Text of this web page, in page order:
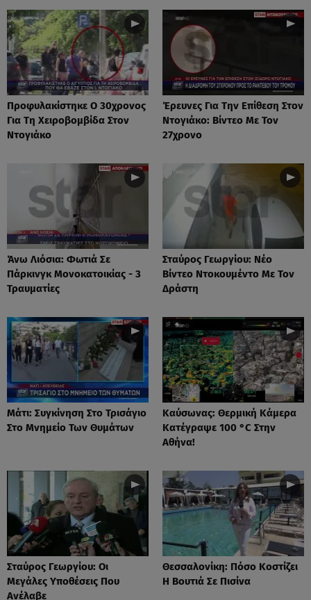
Προφυλακίστηκε Ο 30χρονος
Για Τη Χειροβομβίδα Στον
Ντογιάκο
Έρευνες Για Την Επίθεση Στον
Ντογιάκο: Βίντεο Με Τον
27χρονο
Άνω Λιόσια: Φωτιά Σε
Πάρκινγκ Μονοκατοικίας - 3
Τραυματίες
Σταύρος Γεωργίου: Νέο
Βίντεο Ντοκουμέντο Με Τον
Δράστη
Μάτι: Συγκίνηση Στο Τρισάγιο
Στο Μνημείο Των Θυμάτων
Καύσωνας: Θερμική Κάμερα
Κατέγραψε 100 °C Στην
Αθήνα!
Σταύρος Γεωργίου: Οι
Μεγάλες Υποθέσεις Που
Ανέλαβε
Θεσσαλονίκη: Πόσο Κοστίζει
Η Βουτιά Σε Πισίνα